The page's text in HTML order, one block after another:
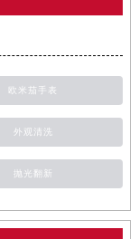
欧米茄手表
外观清洗
抛光翻新